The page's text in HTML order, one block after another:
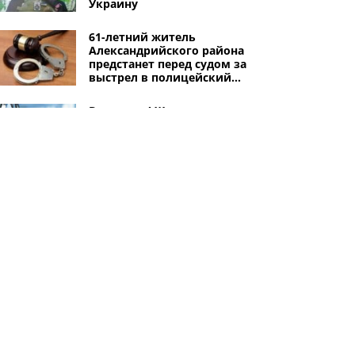
Украину
61-летний житель
Александрийского района
предстанет перед судом за
выстрел в полицейский
Внимание! Жителям